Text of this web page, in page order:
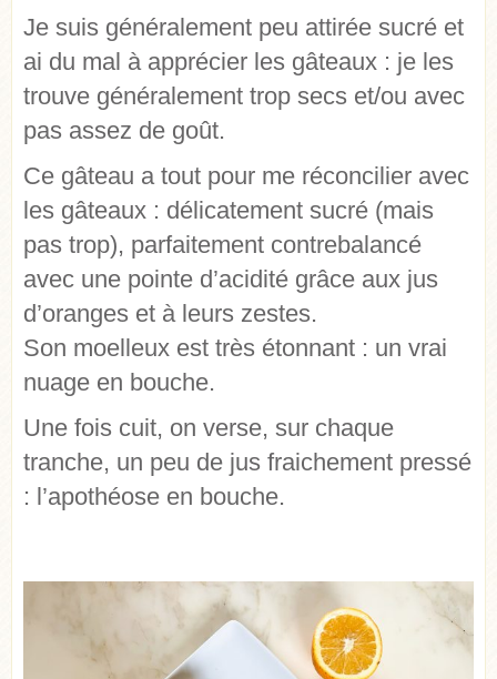
Je suis généralement peu attirée sucré et
ai du mal à apprécier les gâteaux : je les
trouve généralement trop secs et/ou avec
pas assez de goût.
Ce gâteau a tout pour me réconcilier avec
les gâteaux : délicatement sucré (mais
pas trop), parfaitement contrebalancé
avec une pointe d’acidité grâce aux jus
d’oranges et à leurs zestes.
Son moelleux est très étonnant : un vrai
nuage en bouche.
Une fois cuit, on verse, sur chaque
tranche, un peu de jus fraichement pressé
: l’apothéose en bouche.